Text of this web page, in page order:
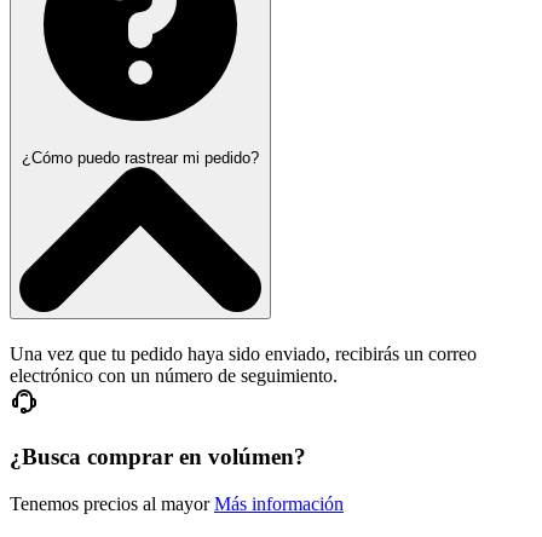
¿Cómo puedo rastrear mi pedido?
Una vez que tu pedido haya sido enviado, recibirás un correo
electrónico con un número de seguimiento.
¿Busca comprar en volúmen?
Tenemos precios al mayorMás información